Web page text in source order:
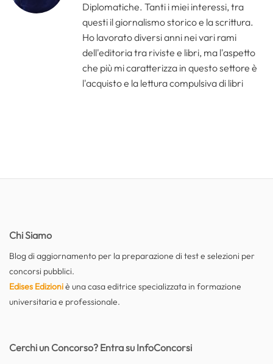
Diplomatiche. Tanti i miei interessi, tra
questi il giornalismo storico e la scrittura.
Ho lavorato diversi anni nei vari rami
dell'editoria tra riviste e libri, ma l'aspetto
che più mi caratterizza in questo settore è
l'acquisto e la lettura compulsiva di libri
Chi Siamo
Blog di aggiornamento per la preparazione di test e selezioni per
concorsi pubblici.
Edises Edizioniè una casa editrice specializzata in formazione
universitaria e professionale.
Cerchi un Concorso? Entra su InfoConcorsi